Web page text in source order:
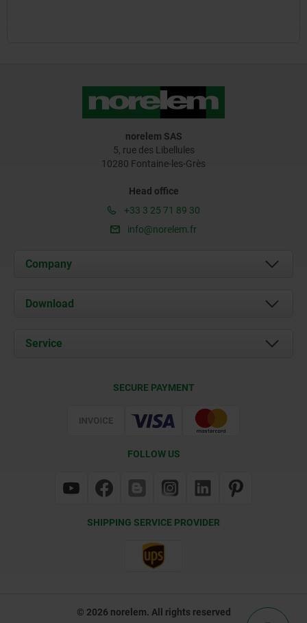
norelem SAS
5, rue des Libellules
10280 Fontaine-les-Grès
Head office
+33 3 25 71 89 30
info@norelem.fr
Company
About us
Contact
Download
Documents
Service
SECURE PAYMENT
FOLLOW US
SHIPPING SERVICE PROVIDER
© 2026 norelem. All rights reserved